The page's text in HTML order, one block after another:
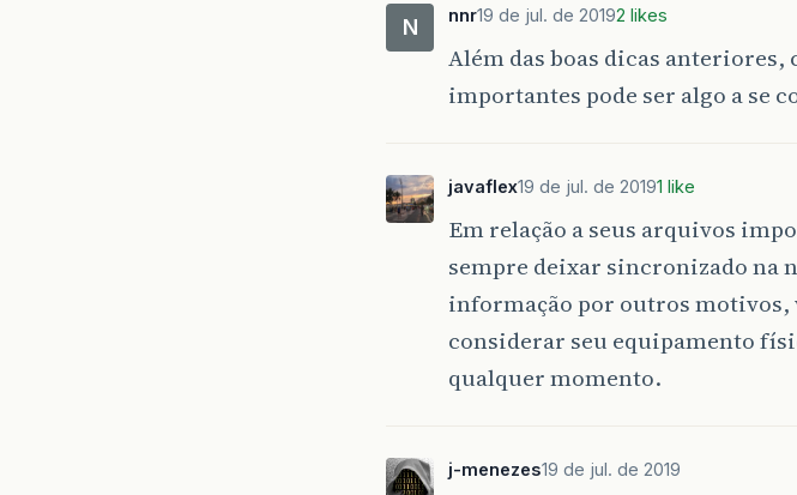
N nnr19 de jul. de 20192 likes
Além das boas dicas
importantes pode ser algo a se
javaflex19 de jul. de 20191 like
Em relação a seus arquivos
sempre deixar sincronizado na
informação por outros motivos,
considerar seu equipamento
qualquer momento.
j-menezes19 de jul. de 2019